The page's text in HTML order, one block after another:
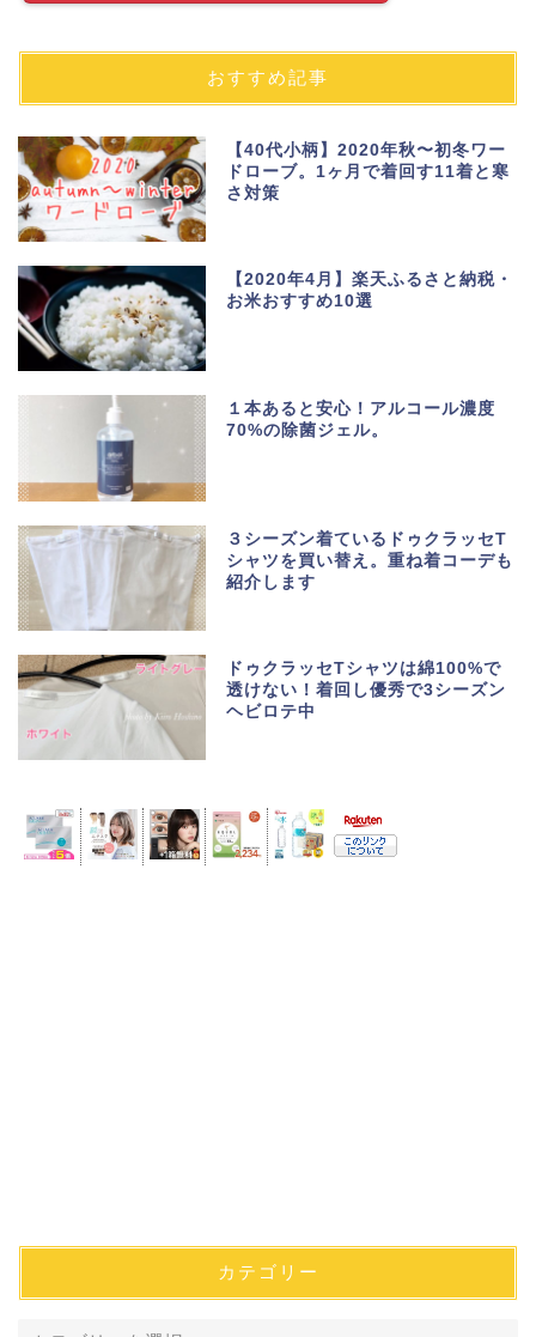
おすすめ記事
【40代小柄】2020年秋〜初冬ワー
ドローブ。1ヶ月で着回す11着と寒
さ対策
【2020年4月】楽天ふるさと納税・
お米おすすめ10選
１本あると安心！アルコール濃度
70%の除菌ジェル。
３シーズン着ているドゥクラッセT
シャツを買い替え。重ね着コーデも
紹介します
ドゥクラッセTシャツは綿100%で
透けない！着回し優秀で3シーズン
ヘビロテ中
カテゴリー